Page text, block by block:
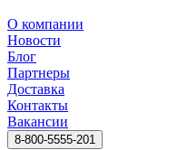
О компании
Новости
Блог
Партнеры
Доставка
Контакты
Вакансии
8-800-5555-201